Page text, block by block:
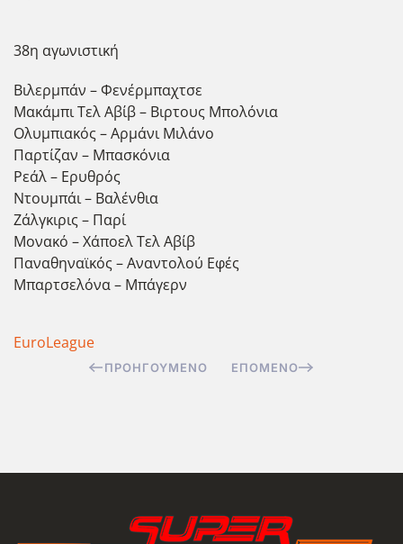
38η αγωνιστική
Βιλερμπάν – Φενέρμπαχτσε
Μακάμπι Τελ Αβίβ – Βιρτους Μπολόνια
Ολυμπιακός – Αρμάνι Μιλάνο
Παρτίζαν – Μπασκόνια
Ρεάλ – Ερυθρός
Ντουμπάι – Βαλένθια
Ζάλγκιρις – Παρί
Μονακό – Χάποελ Τελ Αβίβ
Παναθηναϊκός – Αναντολού Εφές
Μπαρτσελόνα – Μπάγερν
EuroLeague
ΠΡΟΗΓΟΎΜΕΝΟ ΕΠΌΜΕΝΟ